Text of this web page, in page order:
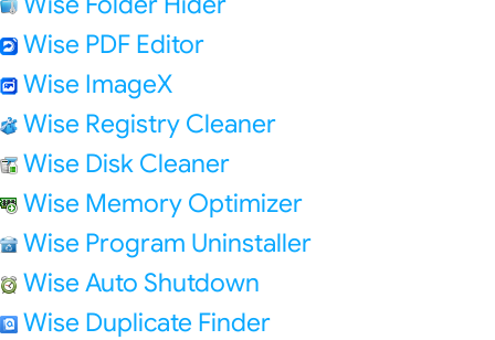
Wise PDF Editor
Wise ImageX
Wise Registry Cleaner
Wise Disk Cleaner
Wise Memory Optimizer
Wise Program Uninstaller
Wise Auto Shutdown
Wise Duplicate Finder